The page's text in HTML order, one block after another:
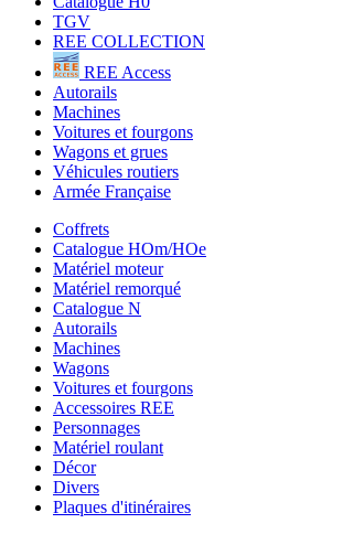
TGV
REE COLLECTION
REE Access
Autorails
Machines
Voitures et fourgons
Wagons et grues
Véhicules routiers
Armée Française
Coffrets
Catalogue HOm/HOe
Matériel moteur
Matériel remorqué
Catalogue N
Autorails
Machines
Wagons
Voitures et fourgons
Accessoires REE
Personnages
Matériel roulant
Décor
Divers
Plaques d'itinéraires